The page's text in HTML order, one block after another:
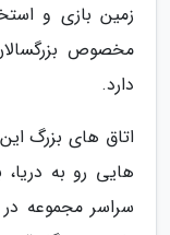
زمین بازی و
مخصوص
دارد.
اتاق های بزرگ
هایی رو به دریا،
سراسر مجموعه